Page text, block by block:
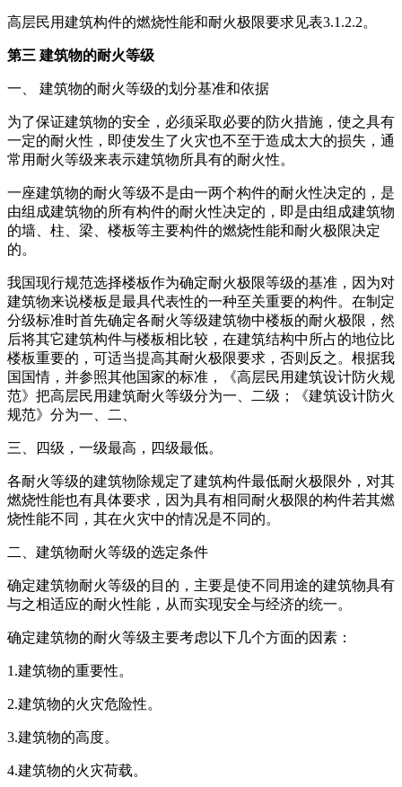
高层民用建筑构件的燃烧性能和耐火极限要求见表3.1.2.2。
第三 建筑物的耐火等级
一、 建筑物的耐火等级的划分基准和依据
为了保证建筑物的安全，必须采取必要的防火措施，使之具有
一定的耐火性，即使发生了火灾也不至于造成太大的损失，通
常用耐火等级来表示建筑物所具有的耐火性。
一座建筑物的耐火等级不是由一两个构件的耐火性决定的，是
由组成建筑物的所有构件的耐火性决定的，即是由组成建筑物
的墙、柱、梁、楼板等主要构件的燃烧性能和耐火极限决定
的。
我国现行规范选择楼板作为确定耐火极限等级的基准，因为对
建筑物来说楼板是最具代表性的一种至关重要的构件。在制定
分级标准时首先确定各耐火等级建筑物中楼板的耐火极限，然
后将其它建筑构件与楼板相比较，在建筑结构中所占的地位比
楼板重要的，可适当提高其耐火极限要求，否则反之。根据我
国国情，并参照其他国家的标准，《高层民用建筑设计防火规
范》把高层民用建筑耐火等级分为一、二级；《建筑设计防火
规范》分为一、二、
三、四级，一级最高，四级最低。
各耐火等级的建筑物除规定了建筑构件最低耐火极限外，对其
燃烧性能也有具体要求，因为具有相同耐火极限的构件若其燃
烧性能不同，其在火灾中的情况是不同的。
二、建筑物耐火等级的选定条件
确定建筑物耐火等级的目的，主要是使不同用途的建筑物具有
与之相适应的耐火性能，从而实现安全与经济的统一。
确定建筑物的耐火等级主要考虑以下几个方面的因素：
1.建筑物的重要性。
2.建筑物的火灾危险性。
3.建筑物的高度。
4.建筑物的火灾荷载。